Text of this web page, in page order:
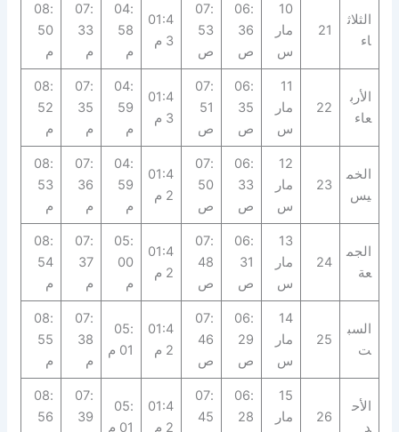
الثلاث
اء
21
10
مار
س
06:
36
ص
07:
53
ص
01:4
3 م
04:
58
م
07:
33
م
08:
50
م
الأرب
عاء
22
11
مار
س
06:
35
ص
07:
51
ص
01:4
3 م
04:
59
م
07:
35
م
08:
52
م
الخم
يس
23
12
مار
س
06:
33
ص
07:
50
ص
01:4
2 م
04:
59
م
07:
36
م
08:
53
م
الجم
عة
24
13
مار
س
06:
31
ص
07:
48
ص
01:4
2 م
05:
00
م
07:
37
م
08:
54
م
السب
ت
25
14
مار
س
06:
29
ص
07:
46
ص
01:4
2 م
05:
01 م
07:
38
م
08:
55
م
الأح
د
26
15
مار
06:
28
07:
45
01:4
2 م
05:
01 م
07:
39
08:
56